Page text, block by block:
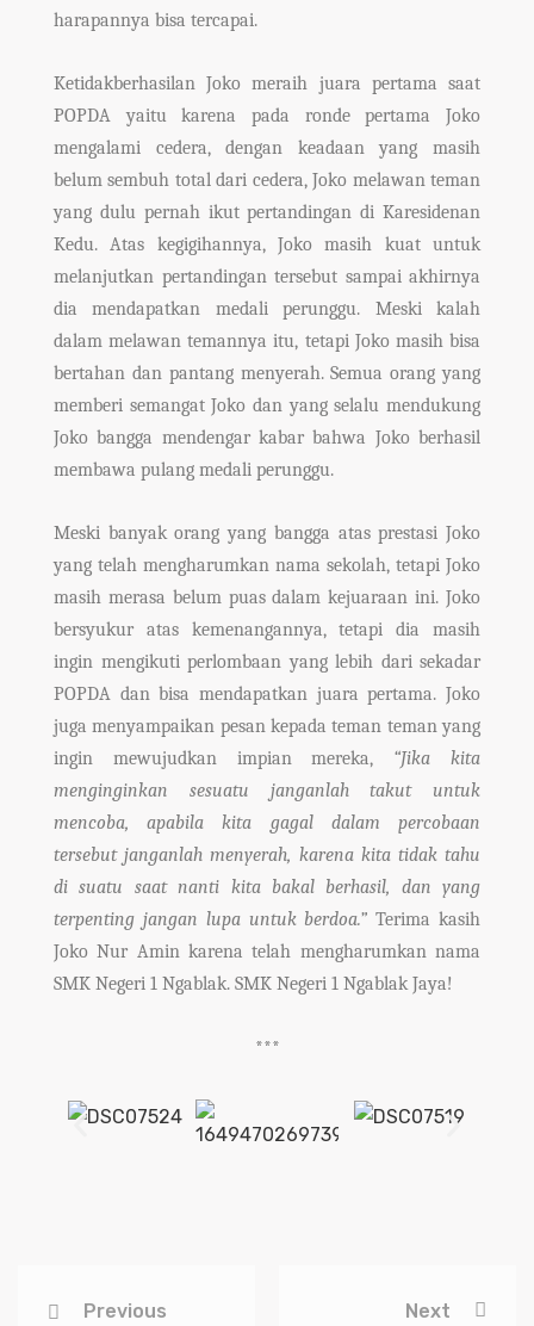
harapannya bisa tercapai.
Ketidakberhasilan Joko meraih juara pertama saat
POPDA yaitu karena pada ronde pertama Joko
mengalami cedera, dengan keadaan yang masih
belum sembuh total dari cedera, Joko melawan teman
yang dulu pernah ikut pertandingan di Karesidenan
Kedu. Atas kegigihannya, Joko masih kuat untuk
melanjutkan pertandingan tersebut sampai akhirnya
dia mendapatkan medali perunggu. Meski kalah
dalam melawan temannya itu, tetapi Joko masih bisa
bertahan dan pantang menyerah. Semua orang yang
memberi semangat Joko dan yang selalu mendukung
Joko bangga mendengar kabar bahwa Joko berhasil
membawa pulang medali perunggu.
Meski banyak orang yang bangga atas prestasi Joko
yang telah mengharumkan nama sekolah, tetapi Joko
masih merasa belum puas dalam kejuaraan ini. Joko
bersyukur atas kemenangannya, tetapi dia masih
ingin mengikuti perlombaan yang lebih dari sekadar
POPDA dan bisa mendapatkan juara pertama. Joko
juga menyampaikan pesan kepada teman teman yang
ingin mewujudkan impian mereka, “Jika kita
menginginkan sesuatu janganlah takut untuk
mencoba, apabila kita gagal dalam percobaan
tersebut janganlah menyerah, karena kita tidak tahu
di suatu saat nanti kita bakal berhasil, dan yang
terpenting jangan lupa untuk berdoa.” Terima kasih
Joko Nur Amin karena telah mengharumkan nama
SMK Negeri 1 Ngablak. SMK Negeri 1 Ngablak Jaya!
***
Previous Next